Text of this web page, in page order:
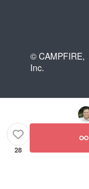
© CAMPFIRE,
Inc.
28